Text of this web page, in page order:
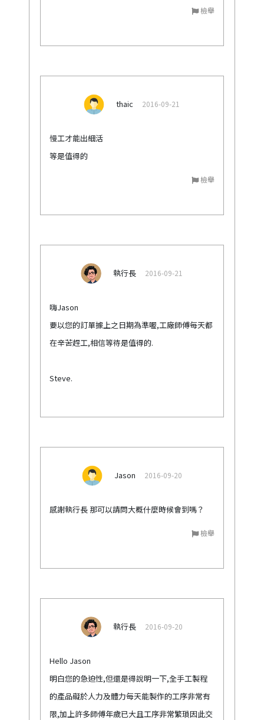
檢舉
thaic 2016-09-21
慢工才能出細活
等是值得的
檢舉
執行長 2016-09-21
嗨Jason
要以您的訂單據上之日期為準喔,工廠師傅每天都
在辛苦趕工,相信等待是值得的.
Steve.
Jason 2016-09-20
感謝執行長 那可以請問大概什麼時候會到嗎？
檢舉
執行長 2016-09-20
Hello Jason
明白您的急迫性,但還是得說明一下,全手工製程
的產品礙於人力及體力每天能製作的工序非常有
限,加上許多師傅年歲已大且工序非常繁瑣因此交